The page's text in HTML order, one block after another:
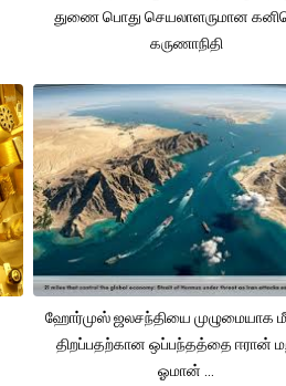
துணை பொது செயலாளருமான
கருணாநிதி
ஹோர்முஸ் ஜலசந்தியை முழுமையாக
திறப்பதற்கான ஒப்பந்தத்தை ஈரான்
ஓமான் ...